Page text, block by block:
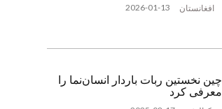
افغانستان 2026-01-13
چین نخستین ربات باردار انسان‌نما را
معرفی کرد